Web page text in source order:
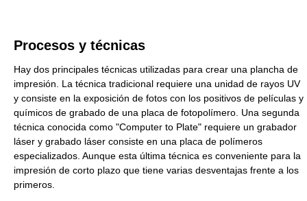
Procesos y técnicas
Hay dos principales técnicas utilizadas para crear una plancha de
impresión. La técnica tradicional requiere una unidad de rayos UV
y consiste en la exposición de fotos con los positivos de películas y
químicos de grabado de una placa de fotopolímero. Una segunda
técnica conocida como "Computer to Plate" requiere un grabador
láser y grabado láser consiste en una placa de polímeros
especializados. Aunque esta última técnica es conveniente para la
impresión de corto plazo que tiene varias desventajas frente a los
primeros.